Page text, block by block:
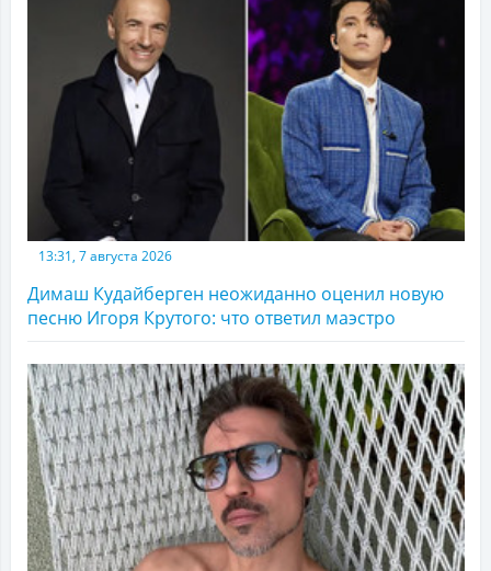
13:31, 7 августа 2026
Димаш Кудайберген неожиданно оценил новую
песню Игоря Крутого: что ответил маэстро